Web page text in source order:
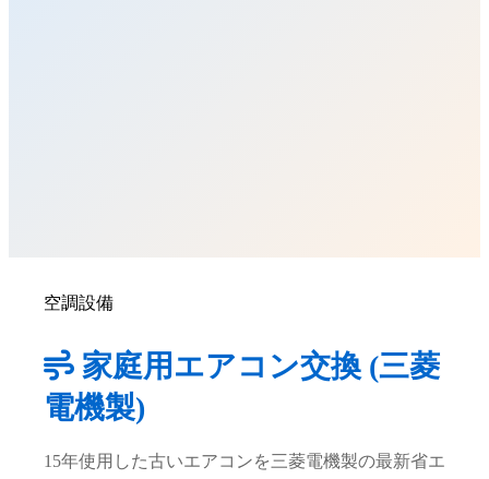
空調設備
家庭用エアコン交換 (三菱
電機製)
15年使用した古いエアコンを三菱電機製の最新省エ